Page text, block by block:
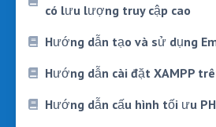
có lưu lượng truy cập cao
Hướng dẫn tạo và sử dụng
Hướng dẫn cài đặt XAMPP
Hướng dẫn cấu hình tối ưu